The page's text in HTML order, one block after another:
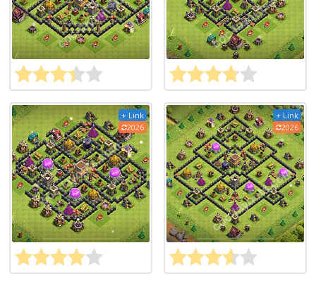
+ Link
2026
+ Link
2026